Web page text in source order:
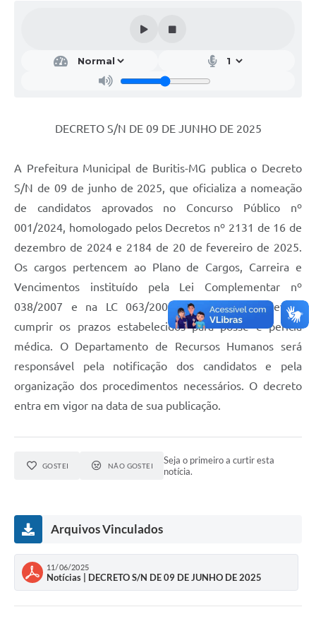
DECRETO S/N DE 09 DE JUNHO DE 2025
A Prefeitura Municipal de Buritis-MG publica o Decreto
S/N de 09 de junho de 2025, que oficializa a nomeação
de candidatos aprovados no Concurso Público nº
001/2024, homologado pelos Decretos nº 2131 de 16 de
dezembro de 2024 e 2184 de 20 de fevereiro de 2025.
Os cargos pertencem ao Plano de Cargos, Carreira e
Vencimentos instituído pela Lei Complementar nº
038/2007 e na LC 063/2009. Os nomeados devem
cumprir os prazos estabelecidos para posse e perícia
médica. O Departamento de Recursos Humanos será
responsável pela notificação dos candidatos e pela
organização dos procedimentos necessários. O decreto
entra em vigor na data de sua publicação.
GOSTEI NÃO GOSTEI
Seja o primeiro a curtir esta
notícia.
Arquivos Vinculados
11/06/2025
Notícias | DECRETO S/N DE 09 DE JUNHO DE 2025